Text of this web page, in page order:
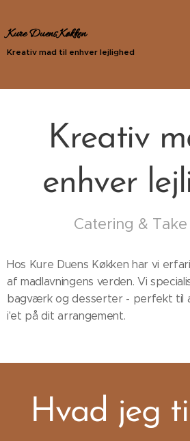
Kure Duens Køkken
Kreativ mad til enhver lejlighed
Kreativ
enhver
Catering &
Hos Kure Duens Køkken har vi
af madlavningens verden. Vi
bagværk og desserter - perfekt til
i'et på dit arrangement.
Hvad jeg